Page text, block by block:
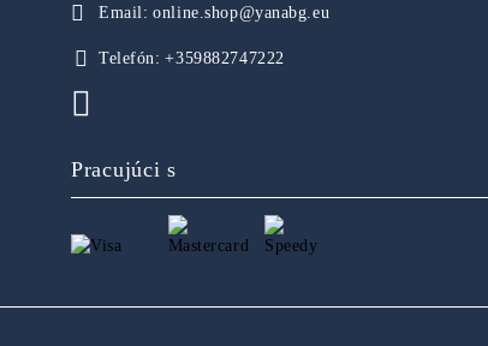
Email: online.shop@yanabg.eu
Telefón: +359882747222
Pracujúci s